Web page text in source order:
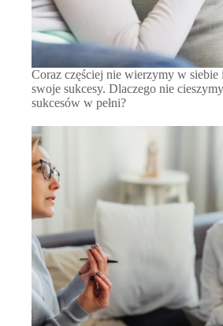
Coraz częściej nie wierzymy w siebie
swoje sukcesy. Dlaczego nie
sukcesów w pełni?